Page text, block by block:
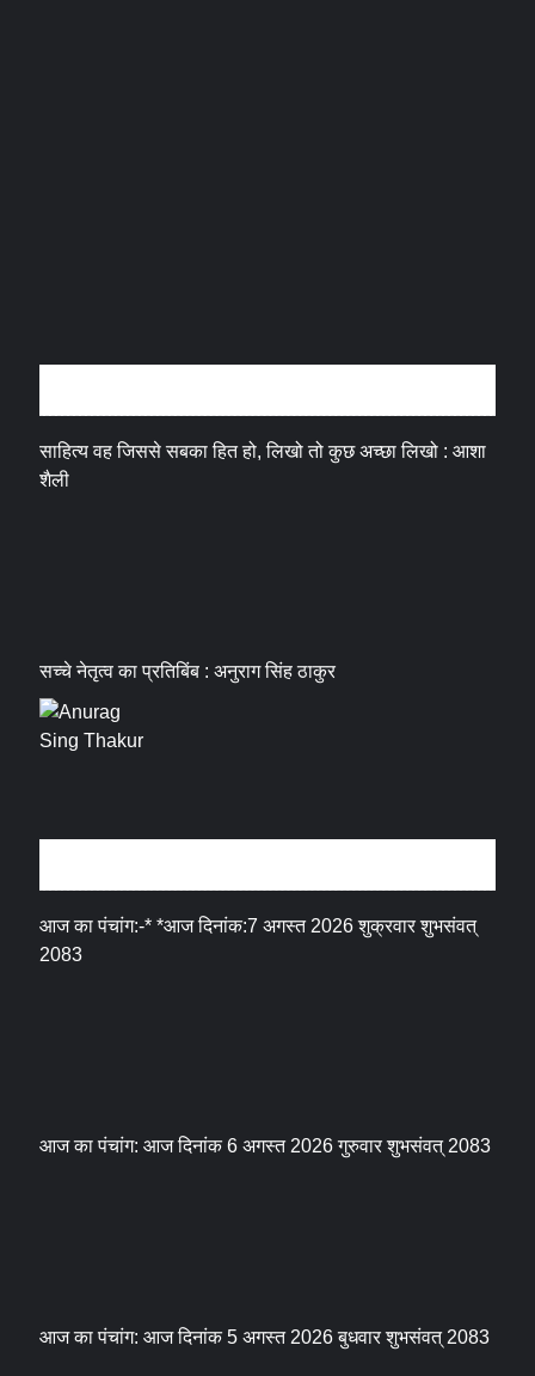
साहित्य वह जिससे सबका हित हो, लिखो तो कुछ अच्छा लिखो : आशा
शैली
सच्चे नेतृत्व का प्रतिबिंब : अनुराग सिंह ठाकुर
आज का पंचांग:-* *आज दिनांक:7 अगस्त 2026 शुक्रवार शुभसंवत्
2083
आज का पंचांग: आज दिनांक 6 अगस्त 2026 गुरुवार शुभसंवत् 2083
आज का पंचांग: आज दिनांक 5 अगस्त 2026 बुधवार शुभसंवत् 2083